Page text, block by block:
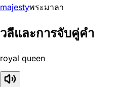
majestyพระมาลา
วลีและการจับคู่คำ
royal queen